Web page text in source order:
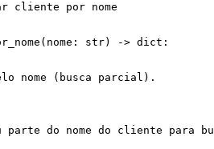
cliente por nome
str) -> dict:
nome (busca parcial).
parte do nome do cliente para